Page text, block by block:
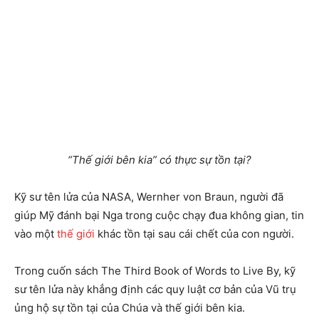
“Thế giới bên kia” có thực sự tồn tại?
Kỹ sư tên lửa của NASA, Wernher von Braun, người đã
giúp Mỹ đánh bại Nga trong cuộc chạy đua không gian, tin
vào một thế giới khác tồn tại sau cái chết của con người.
Trong cuốn sách The Third Book of Words to Live By, kỹ
sư tên lửa này khẳng định các quy luật cơ bản của Vũ trụ
ủng hộ sự tồn tại của Chúa và thế giới bên kia.